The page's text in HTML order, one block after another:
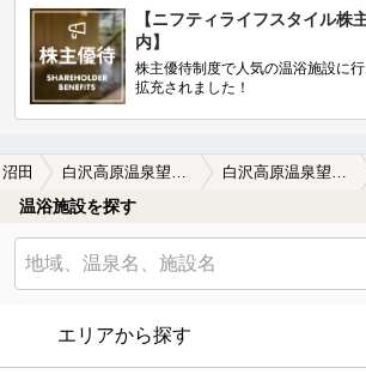
【ニフティライフスタイル株
内】
株主優待制度で人気の温浴施設に
拡充されました！
沼田
温浴施設を探す
エリアから探す